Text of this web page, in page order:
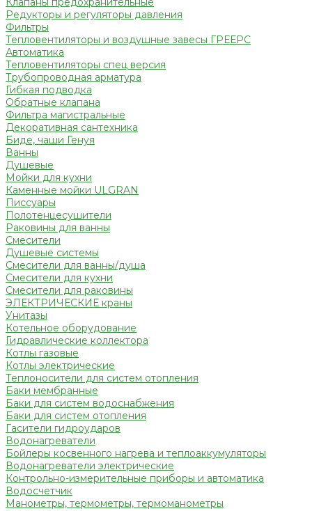
Редукторы и регуляторы давления
Фильтры
Тепловентиляторы и воздушные завесы ГРЕЕРС
Автоматика
Тепловентиляторы спец версия
Трубопроводная арматура
Гибкая подводка
Обратные клапана
Фильтра магистральные
Декоративная сантехника
Биде, чаши Генуя
Ванны
Душевые
Мойки для кухни
Каменные мойки ULGRAN
Писсуары
Полотенцесушители
Раковины для ванны
Смесители
Душевые системы
Смесители для ванны/душа
Смесители для кухни
Смесители для раковины
ЭЛЕКТРИЧЕСКИЕ краны
Унитазы
Котельное оборудование
Гидравлические коллектора
Котлы газовые
Котлы электрические
Теплоносители для систем отопления
Баки мембранные
Баки для систем водоснабжения
Баки для систем отопления
Гасители гидроударов
Водонагреватели
Бойлеры косвенного нагрева и теплоаккумуляторы
Водонагреватели электрические
Контрольно-измерительные приборы и автоматика
Водосчетчик
Манометры, термометры, термоманометры